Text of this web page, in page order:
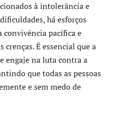
à intolerância e
há esforços
pacífica e
crenças. É essencial que a
engaje na luta contra a
que todas as pessoas
e sem medo de